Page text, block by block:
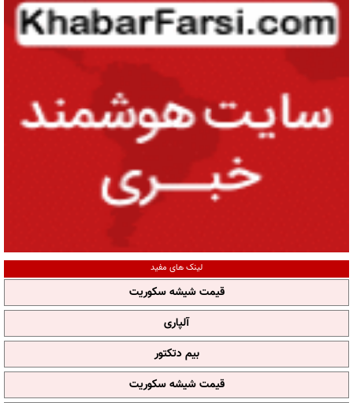
لینک های مفید
قیمت شیشه سکوریت
آلپاری
بیم دتکتور
قیمت شیشه سکوریت